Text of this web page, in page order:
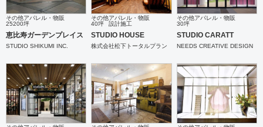
その他アパレル・物販
25200坪
恵比寿ガーデンプレイス
STUDIO SHIKUMI INC.
その他アパレル・物販
40坪
設計施工
STUDIO HOUSE
株式会社松下トータルプラン
その他アパレル・物販
30坪
STUDIO CARATT
NEEDS CREATIVE DESIGN